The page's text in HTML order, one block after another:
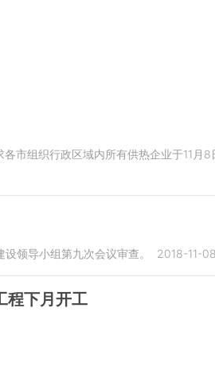
市组织行政区域内所有供热企业于11月8
领导小组第九次会议审查。 2018-11-
程下月开工